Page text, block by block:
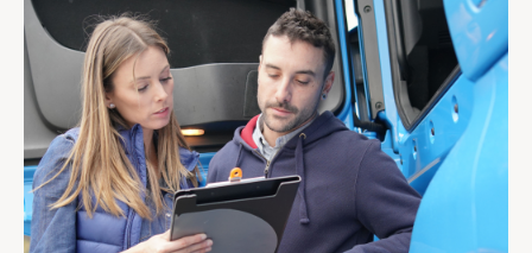
Développement professionnel
Devenir Membre